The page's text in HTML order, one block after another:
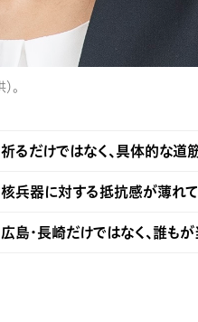
。
祈るだけではなく、具体的な道
核兵器に対する抵抗感が薄れ
広島・長崎だけではなく、誰も